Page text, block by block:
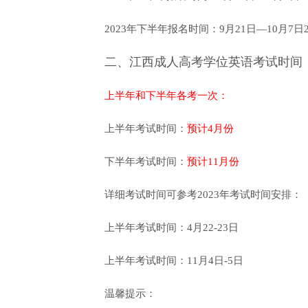
2023年下半年报名时间：9月21日—10月7日
二、江西成人高考学位英语考试时间
上半年和下半年各考一次：
上半年考试时间： 预计4月份
下半年考试时间： 预计11月份
详细考试时间可参考2023年考试时间安排：
上半年考试时间：4月22-23日
上半年考试时间：11月4日-5日
温馨提示：